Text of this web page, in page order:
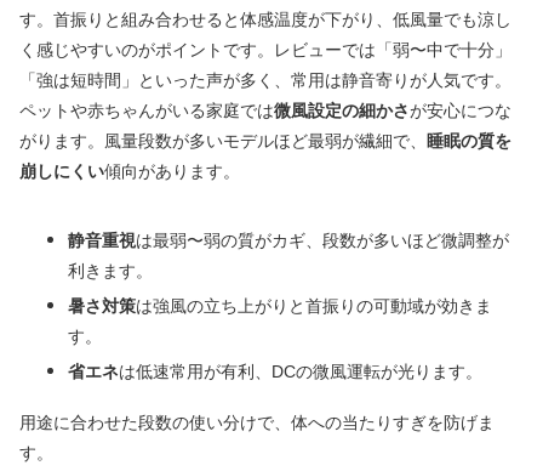
す。首振りと組み合わせると体感温度が下がり、低風量でも涼し
く感じやすいのがポイントです。レビューでは「弱〜中で十分」
「強は短時間」といった声が多く、常用は静音寄りが人気です。
ペットや赤ちゃんがいる家庭では微風設定の細かさが安心につな
がります。風量段数が多いモデルほど最弱が繊細で、
睡眠の質を
崩しにくい傾向があります。
静音重視は最弱〜弱の質がカギ、段数が多いほど微調整が
利きます。
暑さ対策は強風の立ち上がりと首振りの可動域が効きま
す。
省エネは低速常用が有利、DCの微風運転が光ります。
用途に合わせた段数の使い分けで、体への当たりすぎを防げま
す。